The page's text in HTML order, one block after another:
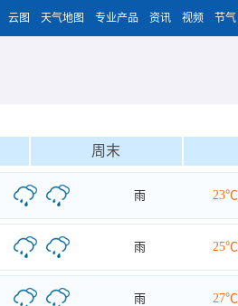
云图 天气地图 专业产品 资讯 视频 节气
周末
雨 23℃
雨 25℃
雨 27℃